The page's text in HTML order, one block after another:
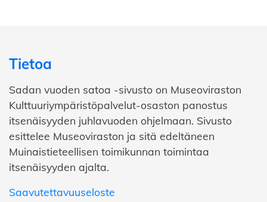
Tietoa
Sadan vuoden satoa -sivusto on Museoviraston
Kulttuuriympäristöpalvelut-osaston panostus
itsenäisyyden juhlavuoden ohjelmaan. Sivusto
esittelee Museoviraston ja sitä edeltäneen
Muinaistieteellisen toimikunnan toimintaa
itsenäisyyden ajalta.
Saavutettavuuseloste